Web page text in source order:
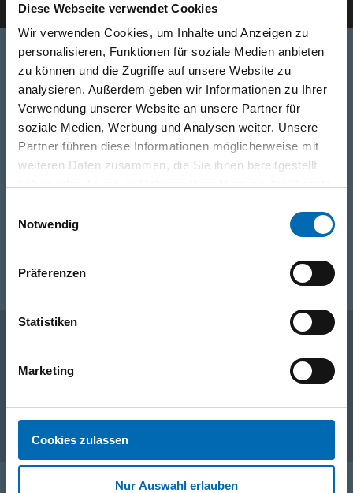
Diese Webseite verwendet Cookies
Wir verwenden Cookies, um Inhalte und Anzeigen zu
personalisieren, Funktionen für soziale Medien anbieten
zu können und die Zugriffe auf unsere Website zu
analysieren. Außerdem geben wir Informationen zu Ihrer
Verwendung unserer Website an unsere Partner für
soziale Medien, Werbung und Analysen weiter. Unsere
Partner führen diese Informationen möglicherweise mit
weiteren Daten zusammen, die Sie ihnen bereitgestellt
Notwendig
Präferenzen
Statistiken
Marketing
Cookies zulassen
Nur Auswahl erlauben
Telefon
0316/2771-0 (Mo - Do: 07:30 - 17:00 Uhr Fr: 07:30 - 13:00 Uhr)
WhatsApp
Service